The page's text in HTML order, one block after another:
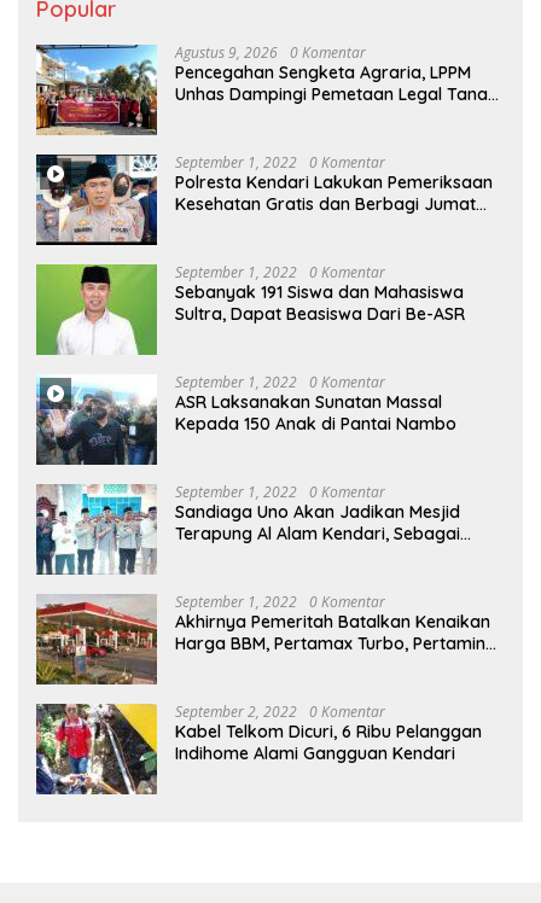
Popular
Agustus 9, 2026 0 Komentar
Pencegahan Sengketa Agraria, LPPM
Unhas Dampingi Pemetaan Legal Tanah
September 1, 2022 0 Komentar
Polresta Kendari Lakukan Pemeriksaan
Kesehatan Gratis dan Berbagi Jumat
September 1, 2022 0 Komentar
Sebanyak 191 Siswa dan Mahasiswa
Sultra, Dapat Beasiswa Dari Be-ASR
September 1, 2022 0 Komentar
ASR Laksanakan Sunatan Massal
Kepada 150 Anak di Pantai Nambo
September 1, 2022 0 Komentar
Sandiaga Uno Akan Jadikan Mesjid
Terapung Al Alam Kendari, Sebagai
September 1, 2022 0 Komentar
Akhirnya Pemeritah Batalkan Kenaikan
Harga BBM, Pertamax Turbo, Pertamina
September 2, 2022 0 Komentar
Kabel Telkom Dicuri, 6 Ribu Pelanggan
Indihome Alami Gangguan Kendari